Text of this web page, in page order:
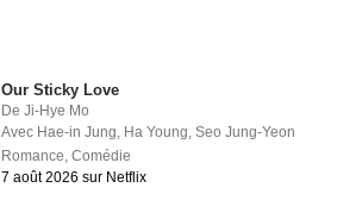
Our Sticky Love
DeJi-Hye Mo
Avec Hae-in Jung Ha Young ,Seo Jung-Yeon
Romance ,Comédie
7 août 2026 sur Netflix